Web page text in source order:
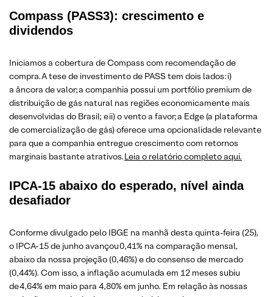
Compass (PASS3): crescimento e
dividendos
Iniciamos a cobertura de Compass com recomendação de
compra. A tese de investimento de PASS tem dois lados: i)
a âncora de valor; a companhia possui um portfólio premium de
distribuição de gás natural nas regiões economicamente mais
desenvolvidas do Brasil; e ii) o vento a favor; a Edge (a plataforma
de comercialização de gás) oferece uma opcionalidade relevante
para que a companhia entregue crescimento com retornos
marginais bastante atrativos.Leia o relatório completo aqui.
IPCA-15 abaixo do esperado, nível ainda
desafiador
Conforme divulgado pelo IBGE na manhã desta quinta-feira (25),
o IPCA-15 de junho avançou 0,41% na comparação mensal,
abaixo da nossa projeção (0,46%) e do consenso de mercado
(0,44%). Com isso, a inflação acumulada em 12 meses subiu
de 4,64% em maio para 4,80% em junho. Em relação às nossas